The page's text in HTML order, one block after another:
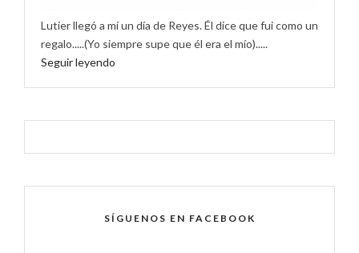
Lutier llegó a mí un día de Reyes. Él dice que fui como un
regalo.....(Yo siempre supe que él era el mío).....
Seguir leyendo
SÍGUENOS EN FACEBOOK